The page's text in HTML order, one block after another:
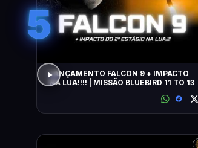
5
LANÇAMENTO FALCON 9 + IMPACTO
NA LUA!!!! | MISSÃO BLUEBIRD 11 TO 13